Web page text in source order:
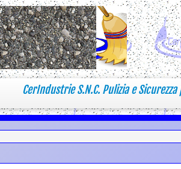
CerIndustrie S.N.C. Pulizia e